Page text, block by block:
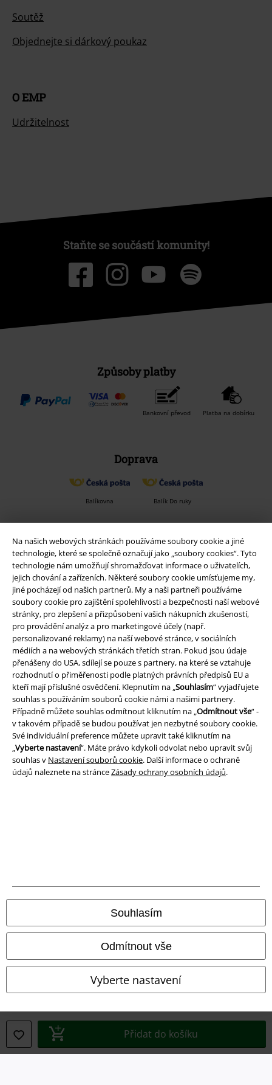
Na našich webových stránkách používáme soubory cookie a jiné
technologie, které se společně označují jako „soubory cookies“. Tyto
technologie nám umožňují shromažďovat informace o uživatelích,
jejich chování a zařízeních. Některé soubory cookie umísťujeme my,
jiné pocházejí od našich partnerů. My a naši partneři používáme
soubory cookie pro zajištění spolehlivosti a bezpečnosti naší webové
stránky, pro zlepšení a přizpůsobení vašich nákupních zkušeností,
pro provádění analýz a pro marketingové účely (např.
personalizované reklamy) na naší webové stránce, v sociálních
médiích a na webových stránkách třetích stran. Pokud jsou údaje
přenášeny do USA, sdílejí se pouze s partnery, na které se vztahuje
rozhodnutí o přiměřenosti podle platných právních předpisů EU a
kteří mají příslušné osvědčení. Klepnutím na „Souhlasím“ vyjadřujete
souhlas s používáním souborů cookie námi a našimi partnery.
Případně můžete souhlas odmítnout kliknutím na „Odmítnout vše“ -
v takovém případě se budou používat jen nezbytné soubory cookie.
Své individuální preference můžete upravit také kliknutím na
„Vyberte nastavení“. Máte právo kdykoli odvolat nebo upravit svůj
souhlas v Nastavení souborů cookie. Další informace o ochraně
údajů naleznete na stránceZásady ochrany osobních údajů.
Souhlasím
Odmítnout vše
Vyberte nastavení
Přidat do košíku
Soutěž
Objednejte si dárkový poukaz
O EMP
Udržitelnost
Staňte se součástí komunity!
Způsoby platby
Bankovní převod Platba na dobírku
Doprava
Balíkovna Balík Do ruky
EMP aplikaci
Stáhněte si novou EMP aplikaci zdarma a využijte všechny nové
funkce a výhody!
A Warner Music Group Company
Ochrana osobních údajů
Likvidace odpadu a ochrana životního prostředí
Prohlášení o shodě
Informace o přístupnosti
Nastavení souborů cookie
Odstoupení od smlouvy